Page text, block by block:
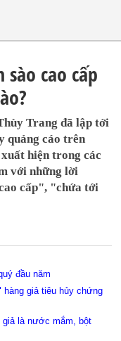
cao cấp
Trang đã lập tới
quảng cáo trên
hiện trong các
với những lời
cấp", "chứa tới
đầu năm
giả tiêu hủy chứng
giả là nước mắm, bột